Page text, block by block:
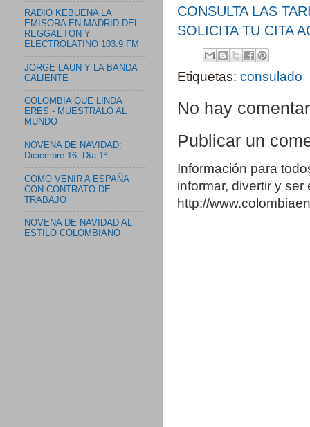
CONSULTA LAS
SOLICITA TU CITA
Etiquetas: consulado
No hay
Publicar un
Información para
informar, divertir y
http://
RADIO KEBUENA LA
EMISORA EN MADRID DEL
REGGAETON Y
ELECTROLATINO 103.9 FM
JORGE LAUN Y LA BANDA
CALIENTE
COLOMBIA QUE LINDA
ERES - MUESTRALO AL
MUNDO
NOVENA DE NAVIDAD:
Diciembre 16: Día 1º
COMO VENIR A ESPAÑA
CON CONTRATO DE
TRABAJO
NOVENA DE NAVIDAD AL
ESTILO COLOMBIANO